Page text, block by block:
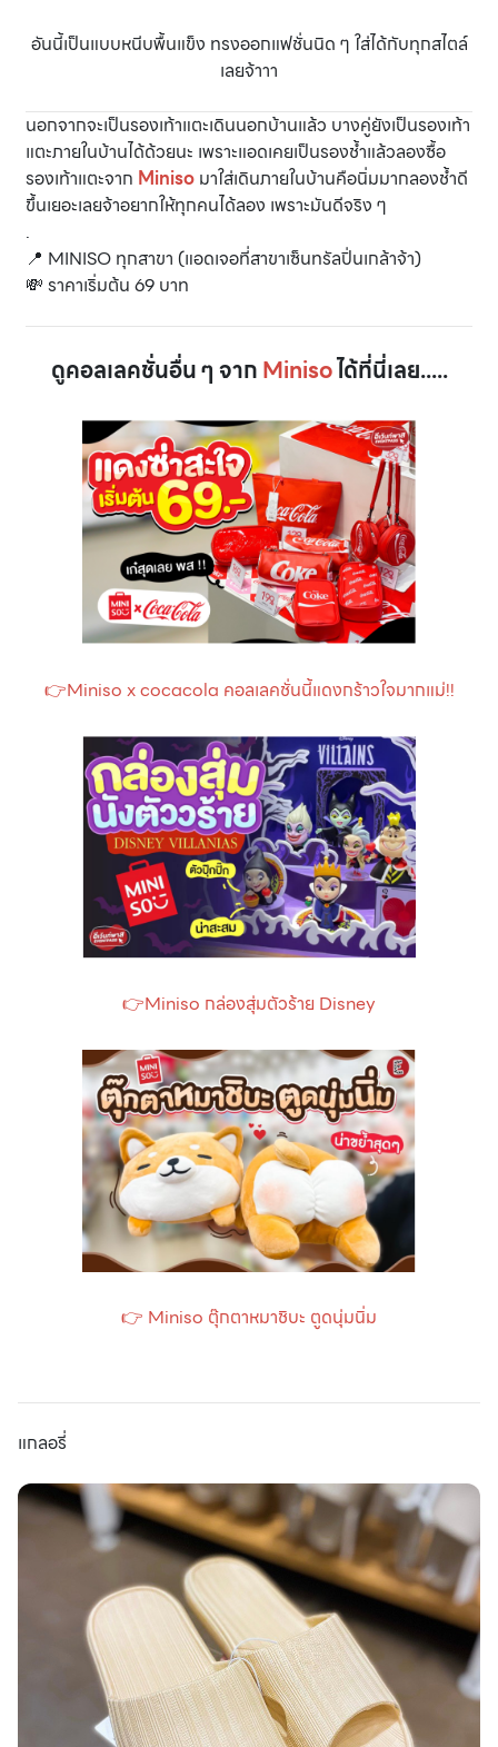
อันนี้เป็นแบบหนีบพื้นแข็ง ทรงออกแฟชั่นนิด ๆ ใส่ได้กับทุกสไตล์
เลยจ้าาา
นอกจากจะเป็นรองเท้าแตะเดินนอกบ้านแล้ว บางคู่ยังเป็นรองเท้า
แตะภายในบ้านได้ด้วยนะ เพราะแอดเคยเป็นรองช้ำแล้วลองซื้อ
รองเท้าแตะจาก Miniso มาใส่เดินภายในบ้านคือนิ่มมากลองช้ำดี
ขึ้นเยอะเลยจ้าอยากให้ทุกคนได้ลอง เพราะมันดีจริง ๆ
.
📍 MINISO ทุกสาขา (แอดเจอที่สาขาเซ็นทรัลปิ่นเกล้าจ้า)
💸 ราคาเริ่มต้น 69 บาท
ดูคอลเลคชั่นอื่น ๆ จากMinisoได้ที่นี่เลย.....
👉Miniso x cocacola คอลเลคชั่นนี้แดงกร้าวใจมากแม่!!
👉Miniso กล่องสุ่มตัวร้าย Disney
👉 Miniso ตุ๊กตาหมาชิบะ ตูดนุ่มนิ่ม
แกลอรี่